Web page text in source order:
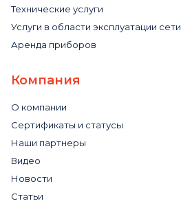
Технические услуги
Услуги в области эксплуатации сети
Аренда приборов
Компания
О компании
Сертификаты и статусы
Наши партнеры
Видео
Новости
Статьи